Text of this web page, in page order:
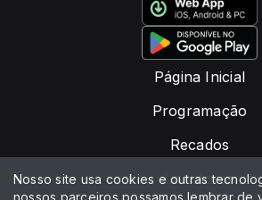
Página Inicial
Programação
Recados
Locutores
Nosso site usa cookies e outras
nossos parceiros possamos lembrar de